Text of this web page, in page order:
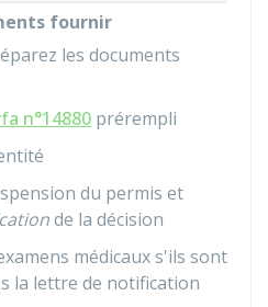
fournir
les documents
n°14880 prérempli
du permis et
de la décision
médicaux s'ils sont
la lettre de notification